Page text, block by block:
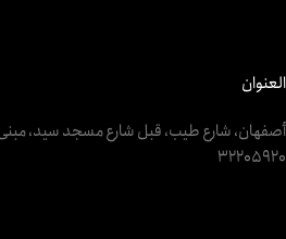
العنوان
32205920